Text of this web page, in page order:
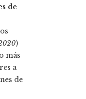
de
)
más
a
de